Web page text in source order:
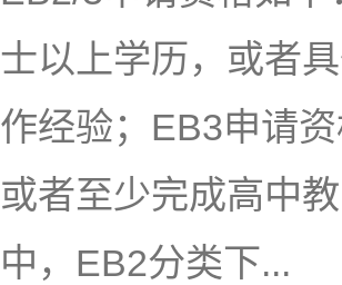
士以上学历，或者
作经验；EB3申请
或者至少完成高中
中，EB2分类下...